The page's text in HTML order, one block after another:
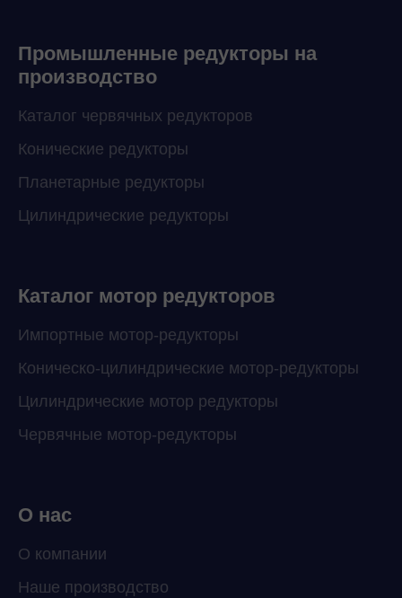
Промышленные редукторы на
производство
Каталог червячных редукторов
Конические редукторы
Планетарные редукторы
Цилиндрические редукторы
Каталог мотор редукторов
Импортные мотор-редукторы
Коническо-цилиндрические мотор-редукторы
Цилиндрические мотор редукторы
Червячные мотор-редукторы
О нас
О компании
Наше производство